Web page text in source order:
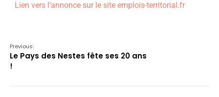
Lien vers l’annonce sur le site emplois-territorial.fr
Previous:
Le Pays des Nestes fête ses 20 ans
!